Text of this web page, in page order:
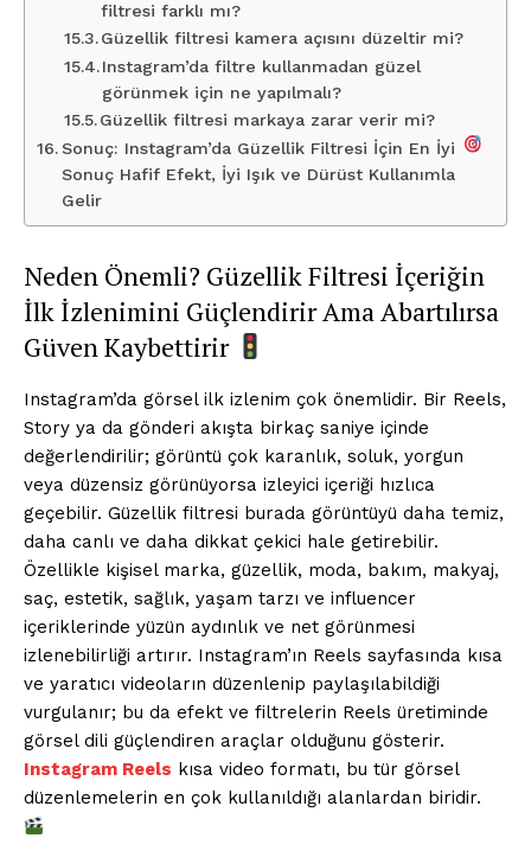
filtresi farklı mı?
Güzellik filtresi kamera açısını düzeltir mi?
Instagram’da filtre kullanmadan güzel
görünmek için ne yapılmalı?
Güzellik filtresi markaya zarar verir mi?
Sonuç: Instagram’da Güzellik Filtresi İçin En İyi
Sonuç Hafif Efekt, İyi Işık ve Dürüst Kullanımla
Gelir
Neden Önemli? Güzellik Filtresi İçeriğin
İlk İzlenimini Güçlendirir Ama Abartılırsa
Güven Kaybettirir
Instagram’da görsel ilk izlenim çok önemlidir. Bir Reels,
Story ya da gönderi akışta birkaç saniye içinde
değerlendirilir; görüntü çok karanlık, soluk, yorgun
veya düzensiz görünüyorsa izleyici içeriği hızlıca
geçebilir. Güzellik filtresi burada görüntüyü daha temiz,
daha canlı ve daha dikkat çekici hale getirebilir.
Özellikle kişisel marka, güzellik, moda, bakım, makyaj,
saç, estetik, sağlık, yaşam tarzı ve influencer
içeriklerinde yüzün aydınlık ve net görünmesi
izlenebilirliği artırır. Instagram’ın Reels sayfasında kısa
ve yaratıcı videoların düzenlenip paylaşılabildiği
vurgulanır; bu da efekt ve filtrelerin Reels üretiminde
görsel dili güçlendiren araçlar olduğunu gösterir.
Instagram Reels kısa video formatı, bu tür görsel
düzenlemelerin en çok kullanıldığı alanlardan biridir.